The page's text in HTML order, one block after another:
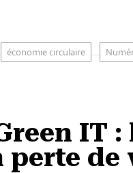
économie circulaire
IT :
de